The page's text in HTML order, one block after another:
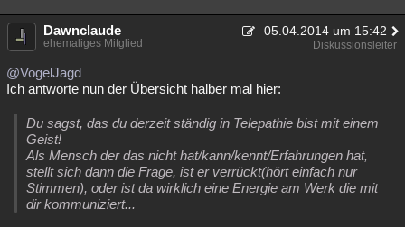
Dawnclaude 05.04.2014 um 15:42
ehemaliges Mitglied Diskussionsleiter
@VogelJagd
Ich antworte nun der Übersicht halber mal hier:
Du sagst, das du derzeit ständig in Telepathie bist mit einem
Geist!
Als Mensch der das nicht hat/kann/kennt/Erfahrungen hat,
stellt sich dann die Frage, ist er verrückt(hört einfach nur
Stimmen), oder ist da wirklich eine Energie am Werk die mit
dir kommuniziert...